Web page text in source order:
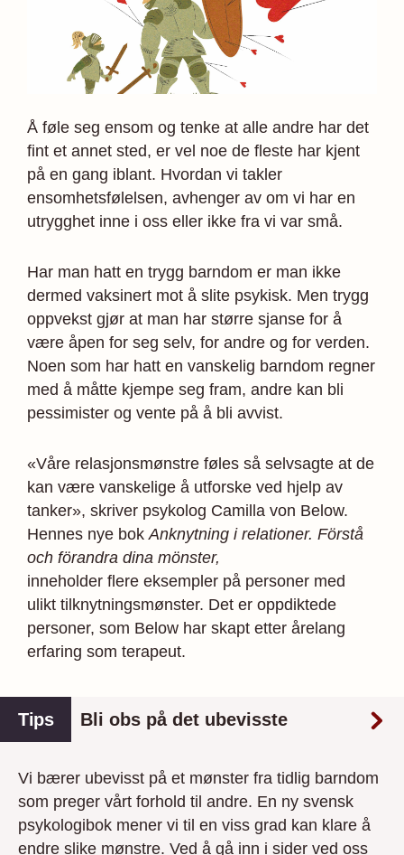
Å føle seg ensom og tenke at alle andre har det
fint et annet sted, er vel noe de fleste har kjent
på en gang iblant. Hvordan vi takler
ensomhetsfølelsen, avhenger av om vi har en
utrygghet inne i oss eller ikke fra vi var små.
Har man hatt en trygg barndom er man ikke
dermed vaksinert mot å slite psykisk. Men trygg
oppvekst gjør at man har større sjanse for å
være åpen for seg selv, for andre og for verden.
Noen som har hatt en vanskelig barndom regner
med å måtte kjempe seg fram, andre kan bli
pessimister og vente på å bli avvist.
«Våre relasjonsmønstre føles så selvsagte at de
kan være vanskelige å utforske ved hjelp av
tanker», skriver psykolog Camilla von Below.
Hennes nye bokAnknytning i relationer. Förstå
och förandra dina mönster,
inneholder flere eksempler på personer med
ulikt tilknytningsmønster. Det er oppdiktede
personer, som Below har skapt etter årelang
erfaring som terapeut.
Tips Bli obs på det ubevisste
Vi bærer ubevisst på et mønster fra tidlig barndom
som preger vårt forhold til andre. En ny svensk
psykologibok mener vi til en viss grad kan klare å
endre slike mønstre. Ved å gå inn i sider ved oss